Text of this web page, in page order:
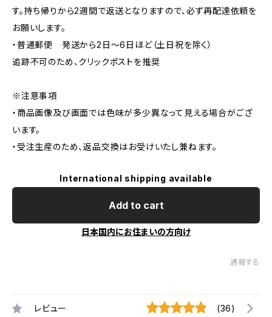
す。持ち帰りから2週間で返送となりますので、必ず再配達依頼を
お願いします。
・普通郵便 発送から2日〜6日ほど（土日祝を除く）
追跡不可のため、クリックポストを推奨
※注意事項
・商品画像及び画面では色味が多少異なって見える場合がござ
います。
・受注生産のため、返品交換はお受けいたし兼ねます。
International shipping available
Add to cart
日本国内にお住まいの方向け
通報する
レビュー (36)